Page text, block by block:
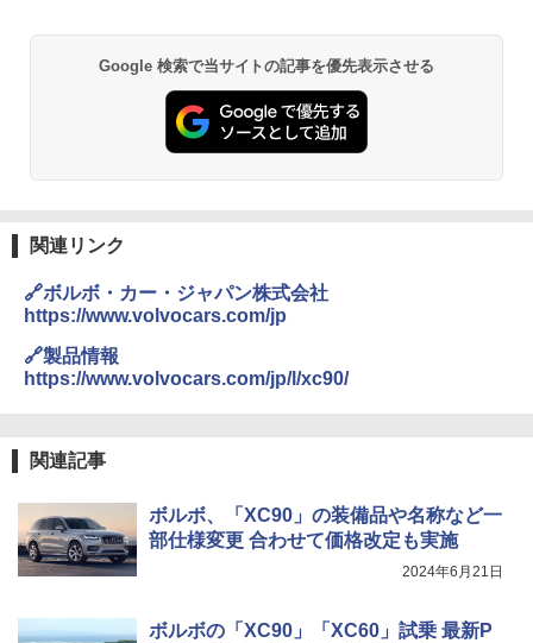
Google 検索で当サイトの記事を優先表示させる
関連リンク
🔗ボルボ・カー・ジャパン株式会社
https://www.volvocars.com/jp
🔗製品情報
https://www.volvocars.com/jp/l/xc90/
関連記事
ボルボ、「XC90」の装備品や名称など一
部仕様変更 合わせて価格改定も実施
2024年6月21日
ボルボの「XC90」「XC60」試乗 最新P